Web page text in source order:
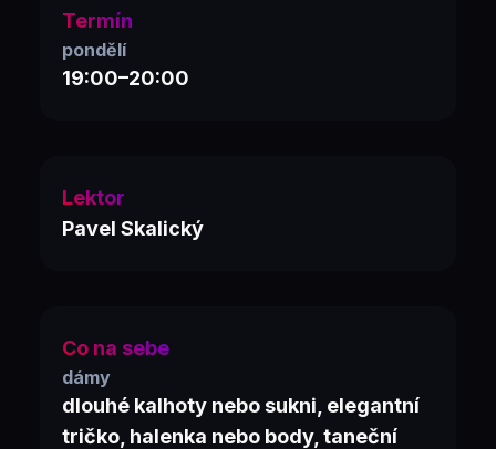
Termín
pondělí
19:00–20:00
Lektor
Pavel Skalický
Co na sebe
dámy
dlouhé kalhoty nebo sukni, elegantní
tričko, halenka nebo body, taneční